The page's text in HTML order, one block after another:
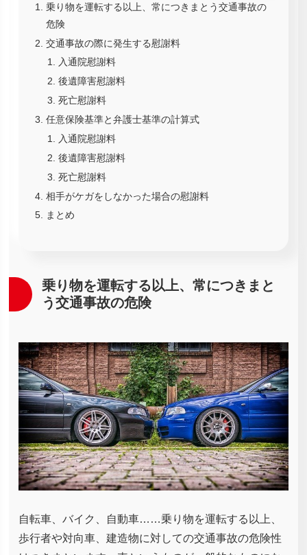
乗り物を運転する以上、常につきまとう交通事故の
危険
交通事故の際に発生する慰謝料
入通院慰謝料
後遺障害慰謝料
死亡慰謝料
任意保険基準と弁護士基準の計算式
入通院慰謝料
後遺障害慰謝料
死亡慰謝料
相手がケガをしなかった場合の慰謝料
まとめ
乗り物を運転する以上、常につきまと
う交通事故の危険
自転車、バイク、自動車……乗り物を運転する以上、
歩行者や対向車、建造物に対しての交通事故の危険性